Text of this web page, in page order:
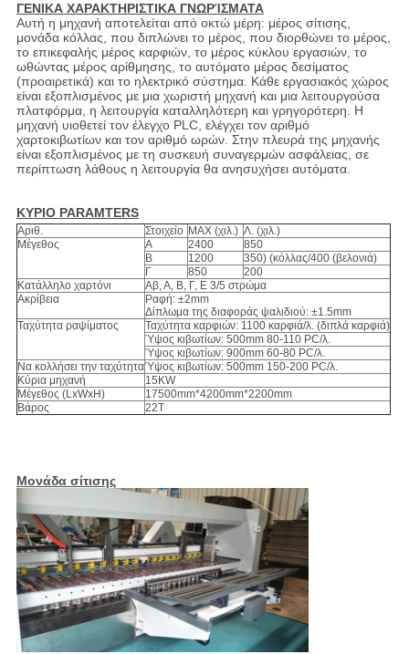
ΓΕΝΙΚΑ ΧΑΡΑΚΤΗΡΙΣΤΙΚΑ ΓΝΩΡΊΣΜΑΤΑ
Αυτή η μηχανή αποτελείται από οκτώ μέρη: μέρος σίτισης,
μονάδα κόλλας, που διπλώνει το μέρος, που διορθώνει το μέρος,
το επικεφαλής μέρος καρφιών, το μέρος κύκλου εργασιών, το
ωθώντας μέρος αρίθμησης, το αυτόματο μέρος δεσίματος
(προαιρετικά) και το ηλεκτρικό σύστημα. Κάθε εργασιακός χώρος
είναι εξοπλισμένος με μια χωριστή μηχανή και μια λειτουργούσα
πλατφόρμα, η λειτουργία καταλληλότερη και γρηγορότερη. Η
μηχανή υιοθετεί τον έλεγχο PLC, ελέγχει τον αριθμό
χαρτοκιβωτίων και τον αριθμό ωρών. Στην πλευρά της μηχανής
είναι εξοπλισμένος με τη συσκευή συναγερμών ασφάλειας, σε
περίπτωση λάθους η λειτουργία θα ανησυχήσει αυτόματα.
ΚΥΡΙΟ PARAMTERS
Αριθ. Στοιχείο MAX (χιλ.) Λ. (χιλ.)
Μέγεθος
Α 2400
850
Β
1200
350) (κόλλας/400 (βελονιά)
Γ
850
200
Κατάλληλο χαρτόνι
Αβ, Α, Β, Γ, Ε 3/5 στρώμα
Ακρίβεια
Ραφή: ±2mm
Δίπλωμα της διαφοράς ψαλιδιού: ±1.5mm
Ταχύτητα ραψίματος
Ταχύτητα καρφιών: 1100 καρφιά/λ. (διπλά καρφιά)
Ύψος κιβωτίων: 500mm 80-110 PC/λ.
Ύψος κιβωτίων: 900mm 60-80 PC/λ.
Να κολλήσει την ταχύτηταΎψος κιβωτίων: 500mm 150-200 PC/λ.
Κύρια μηχανή
15KW
Μέγεθος (LxWxH)
17500mm*4200mm*2200mm
Βάρος
22T
Μονάδα σίτισης